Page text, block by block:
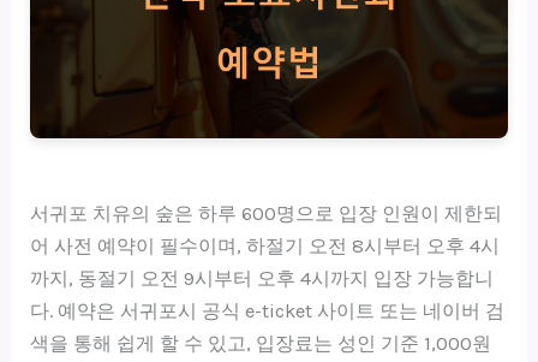
서귀포 치유의 숲은 하루 600명으로 입장 인원이 제한되
어 사전 예약이 필수이며, 하절기 오전 8시부터 오후 4시
까지, 동절기 오전 9시부터 오후 4시까지 입장 가능합니
다. 예약은 서귀포시 공식 e-ticket 사이트 또는 네이버 검
색을 통해 쉽게 할 수 있고, 입장료는 성인 기준 1,000원